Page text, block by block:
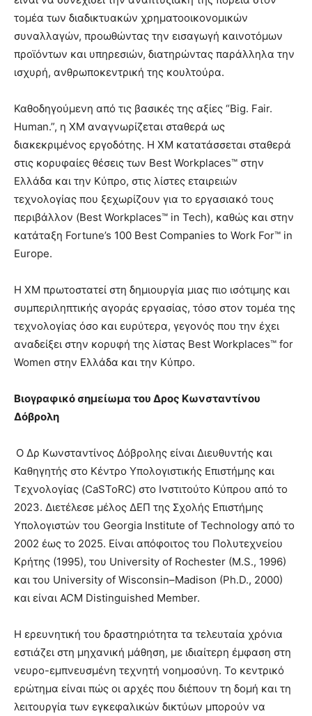
τομέα των διαδικτυακών χρηματοοικονομικών
συναλλαγών, προωθώντας την εισαγωγή καινοτόμων
προϊόντων και υπηρεσιών, διατηρώντας παράλληλα την
ισχυρή, ανθρωποκεντρική της κουλτούρα.
Καθοδηγούμενη από τις βασικές της αξίες “Big. Fair.
Human.”, η XM αναγνωρίζεται σταθερά ως
διακεκριμένος εργοδότης. Η XM κατατάσσεται σταθερά
στις κορυφαίες θέσεις των Best Workplaces™ στην
Ελλάδα και την Κύπρο, στις λίστες εταιρειών
τεχνολογίας που ξεχωρίζουν για το εργασιακό τους
περιβάλλον (Best Workplaces™ in Tech), καθώς και στην
κατάταξη Fortune’s 100 Best Companies to Work For™ in
Europe.
Η XM πρωτοστατεί στη δημιουργία μιας πιο ισότιμης και
συμπεριληπτικής αγοράς εργασίας, τόσο στον τομέα της
τεχνολογίας όσο και ευρύτερα, γεγονός που την έχει
αναδείξει στην κορυφή της λίστας Best Workplaces™ for
Women στην Ελλάδα και την Κύπρο.
Βιογραφικό σημείωμα του Δρος Κωνσταντίνου
Δόβρολη
Ο Δρ Κωνσταντίνος Δόβρολης είναι Διευθυντής και
Καθηγητής στο Κέντρο Υπολογιστικής Επιστήμης και
Τεχνολογίας (CaSToRC) στο Ινστιτούτο Κύπρου από το
2023. Διετέλεσε μέλος ΔΕΠ της Σχολής Επιστήμης
Υπολογιστών του Georgia Institute of Technology από το
2002 έως το 2025. Είναι απόφοιτος του Πολυτεχνείου
Κρήτης (1995), του University of Rochester (M.S., 1996)
και του University of Wisconsin–Madison (Ph.D., 2000)
και είναι ACM Distinguished Member.
Η ερευνητική του δραστηριότητα τα τελευταία χρόνια
εστιάζει στη μηχανική μάθηση, με ιδιαίτερη έμφαση στη
νευρο-εμπνευσμένη τεχνητή νοημοσύνη. Το κεντρικό
ερώτημα είναι πώς οι αρχές που διέπουν τη δομή και τη
λειτουργία των εγκεφαλικών δικτύων μπορούν να